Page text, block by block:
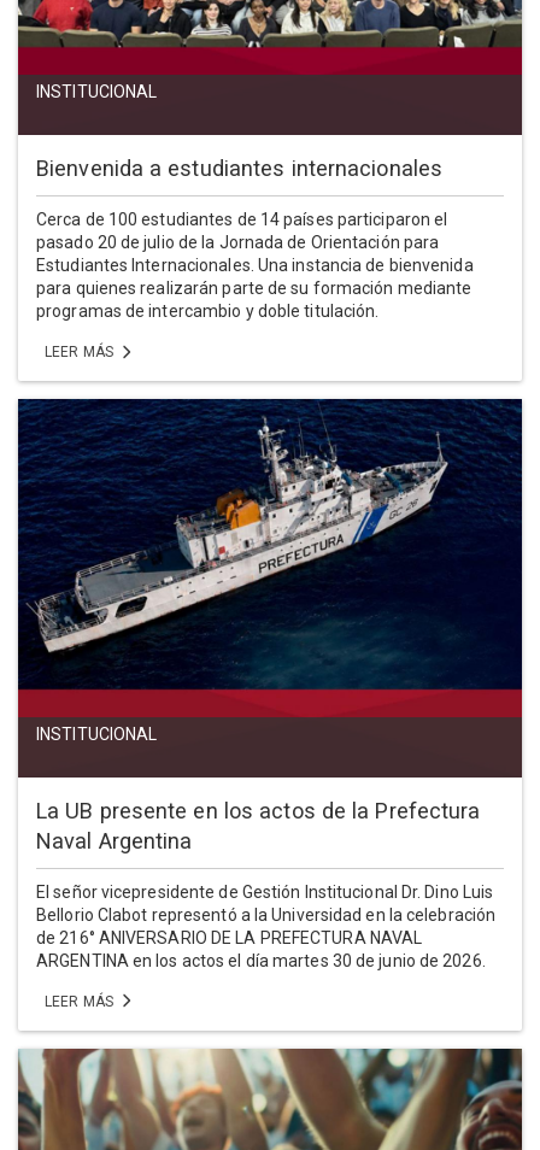
INSTITUCIONAL
Bienvenida a estudiantes internacionales
Cerca de 100 estudiantes de 14 países participaron el
pasado 20 de julio de la Jornada de Orientación para
Estudiantes Internacionales. Una instancia de bienvenida
para quienes realizarán parte de su formación mediante
programas de intercambio y doble titulación.
LEER MÁS
INSTITUCIONAL
La UB presente en los actos de la Prefectura
Naval Argentina
El señor vicepresidente de Gestión Institucional Dr. Dino Luis
Bellorio Clabot representó a la Universidad en la celebración
de 216° ANIVERSARIO DE LA PREFECTURA NAVAL
ARGENTINA en los actos el día martes 30 de junio de 2026.
LEER MÁS